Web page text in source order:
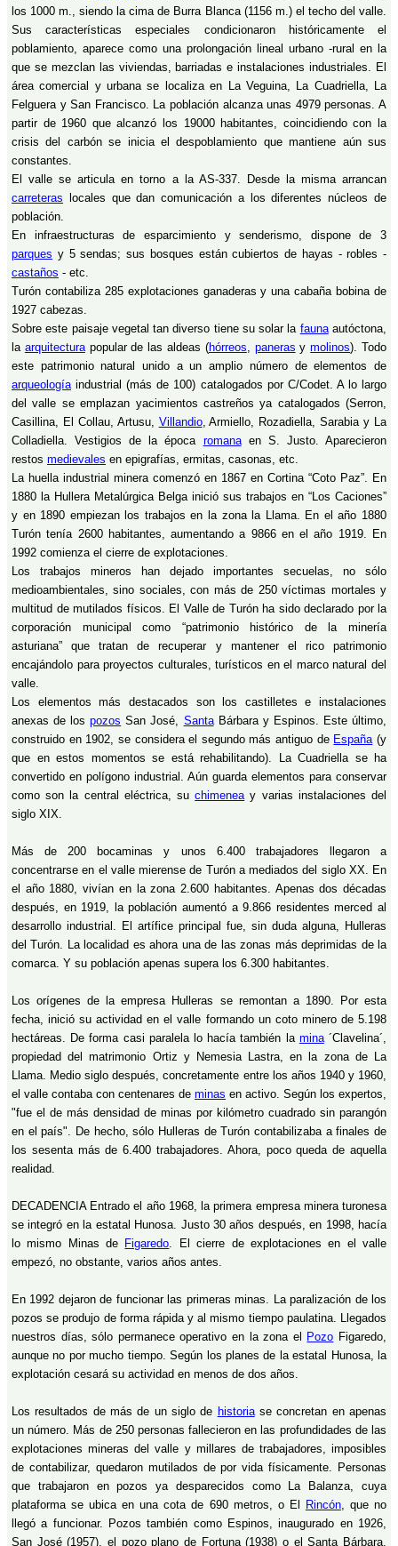
los 1000 m., siendo la cima de Burra Blanca (1156 m.) el techo del valle.
Sus características especiales condicionaron históricamente el
poblamiento, aparece como una prolongación lineal urbano -rural en la
que se mezclan las viviendas, barriadas e instalaciones industriales. El
área comercial y urbana se localiza en La Veguina, La Cuadriella, La
Felguera y San Francisco. La población alcanza unas 4979 personas. A
partir de 1960 que alcanzó los 19000 habitantes, coincidiendo con la
crisis del carbón se inicia el despoblamiento que mantiene aún sus
constantes.
El valle se articula en torno a la AS-337. Desde la misma arrancan
carreteras locales que dan comunicación a los diferentes núcleos de
población.
En infraestructuras de esparcimiento y senderismo, dispone de 3
parques y 5 sendas; sus bosques están cubiertos de hayas - robles -
castaños - etc.
Turón contabiliza 285 explotaciones ganaderas y una cabaña bobina de
1927 cabezas.
Sobre este paisaje vegetal tan diverso tiene su solar la faunaautóctona,
la arquitecturapopular de las aldeas (hórreos, paneras ymolinos). Todo
este patrimonio natural unido a un amplio número de elementos de
arqueologíaindustrial (más de 100) catalogados por C/Codet. A lo largo
del valle se emplazan yacimientos castreños ya catalogados (Serron,
Casillina, El Collau, Artusu, Villandio, Armiello, Rozadiella, Sarabia y La
Colladiella. Vestigios de la época romanaen S. Justo. Aparecieron
restos medievales en epigrafías, ermitas, casonas, etc.
La huella industrial minera comenzó en 1867 en Cortina “Coto Paz”. En
1880 la Hullera Metalúrgica Belga inició sus trabajos en “Los Caciones”
y en 1890 empiezan los trabajos en la zona la Llama. En el año 1880
Turón tenía 2600 habitantes, aumentando a 9866 en el año 1919. En
1992 comienza el cierre de explotaciones.
Los trabajos mineros han dejado importantes secuelas, no sólo
medioambientales, sino sociales, con más de 250 víctimas mortales y
multitud de mutilados físicos. El Valle de Turón ha sido declarado por la
corporación municipal como “patrimonio histórico de la minería
asturiana” que tratan de recuperar y mantener el rico patrimonio
encajándolo para proyectos culturales, turísticos en el marco natural del
valle.
Los elementos más destacados son los castilletes e instalaciones
anexas de lospozos San José, SantaBárbara y Espinos. Este último,
construido en 1902, se considera el segundo más antiguo de España(y
que en estos momentos se está rehabilitando). La Cuadriella se ha
convertido en polígono industrial. Aún guarda elementos para conservar
como son la central eléctrica, suchimeneay varias instalaciones del
siglo XIX.
Más de 200 bocaminas y unos 6.400 trabajadores llegaron a
concentrarse en el valle mierense de Turón a mediados del siglo XX. En
el año 1880, vivían en la zona 2.600 habitantes. Apenas dos décadas
después, en 1919, la población aumentó a 9.866 residentes merced al
desarrollo industrial. El artífice principal fue, sin duda alguna, Hulleras
del Turón. La localidad es ahora una de las zonas más deprimidas de la
comarca. Y su población apenas supera los 6.300 habitantes.
Los orígenes de la empresa Hulleras se remontan a 1890. Por esta
fecha, inició su actividad en el valle formando un coto minero de 5.198
hectáreas. De forma casi paralela lo hacía también la mina´Clavelina´,
propiedad del matrimonio Ortiz y Nemesia Lastra, en la zona de La
Llama. Medio siglo después, concretamente entre los años 1940 y 1960,
el valle contaba con centenares de minas en activo. Según los expertos,
"fue el de más densidad de minas por kilómetro cuadrado sin parangón
en el país". De hecho, sólo Hulleras de Turón contabilizaba a finales de
los sesenta más de 6.400 trabajadores. Ahora, poco queda de aquella
realidad.
DECADENCIA Entrado el año 1968, la primera empresa minera turonesa
se integró en la estatal Hunosa. Justo 30 años después, en 1998, hacía
lo mismo Minas de Figaredo. El cierre de explotaciones en el valle
empezó, no obstante, varios años antes.
En 1992 dejaron de funcionar las primeras minas. La paralización de los
pozos se produjo de forma rápida y al mismo tiempo paulatina. Llegados
nuestros días, sólo permanece operativo en la zona el
Pozo Figaredo,
aunque no por mucho tiempo. Según los planes de la estatal Hunosa, la
explotación cesará su actividad en menos de dos años.
Los resultados de más de un siglo de historiase concretan en apenas
un número. Más de 250 personas fallecieron en las profundidades de las
explotaciones mineras del valle y millares de trabajadores, imposibles
de contabilizar, quedaron mutilados de por vida físicamente. Personas
que trabajaron en pozos ya desparecidos como La Balanza, cuya
plataforma se ubica en una cota de 690 metros, o El
Rincón, que no
llegó a funcionar. Pozos también como Espinos, inaugurado en 1926,
San José (1957), el pozo plano de Fortuna (1938) o el Santa Bárbara,